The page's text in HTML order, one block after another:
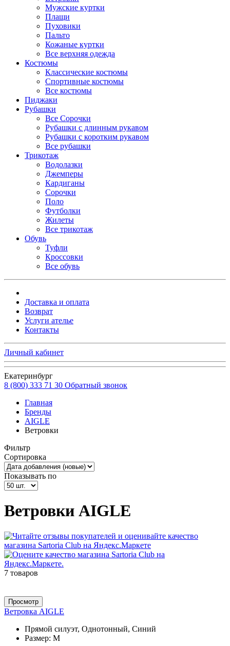
Мужские куртки
Плащи
Пуховики
Пальто
Кожаные куртки
Все верхняя одежда
Костюмы
Классические костюмы
Спортивные костюмы
Все костюмы
Пиджаки
Рубашки
Все Сорочки
Рубашки с длинным рукавом
Рубашки с коротким рукавом
Все рубашки
Трикотаж
Водолазки
Джемперы
Кардиганы
Сорочки
Поло
Футболки
Жилеты
Все трикотаж
Обувь
Туфли
Кроссовки
Все обувь
Доставка и оплата
Возврат
Услуги ателье
Контакты
Личный кабинет
Екатеринбург
8 (800) 333 71 30 Обратный звонок
Главная
Бренды
AIGLE
Ветровки
Фильтр
Сортировка
Показывать по
Ветровки AIGLE
7 товаров
Просмотр
Ветровка AIGLE
Прямой силуэт, Однотонный, Синий
Размер: M